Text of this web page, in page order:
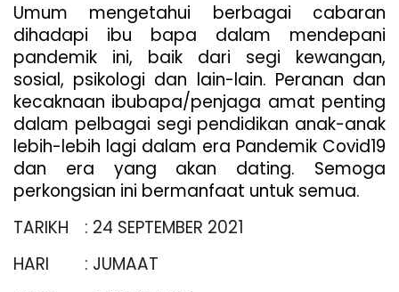
Umum mengetahui berbagai cabaran
dihadapi ibu bapa dalam mendepani
pandemik ini, baik dari segi kewangan,
sosial, psikologi dan lain-lain. Peranan dan
kecaknaan ibubapa/penjaga amat penting
dalam pelbagai segi pendidikan anak-anak
lebih-lebih lagi dalam era Pandemik Covid19
dan era yang akan dating. Semoga
perkongsian ini bermanfaat untuk semua.
TARIKH
: 24 SEPTEMBER 2021
HARI
: JUMAAT